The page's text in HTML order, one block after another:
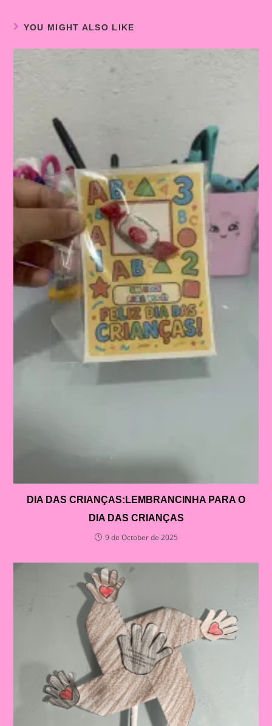
YOU MIGHT ALSO LIKE
DIA DAS CRIANÇAS:LEMBRANCINHA PARA O
DIA DAS CRIANÇAS
9 de October de 2025